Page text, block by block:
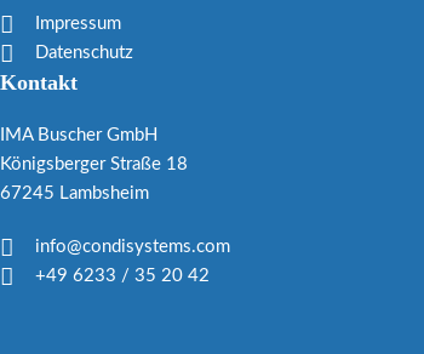
Impressum
Datenschutz
Kontakt
IMA Buscher GmbH
Königsberger Straße 18
67245 Lambsheim
info@condisystems.com
+49 6233 / 35 20 42